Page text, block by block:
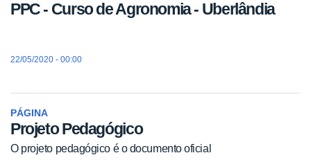
PPC - Curso de Agronomia - Uberlândia
22/05/2020 - 00:00
PÁGINA
Projeto Pedagógico
O projeto pedagógico é o documento oficial